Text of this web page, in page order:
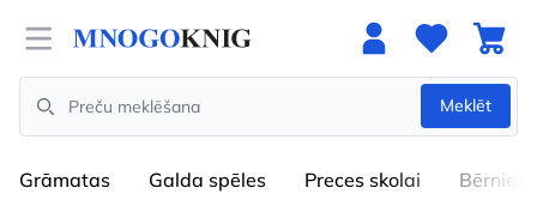
Open menu
Search
Meklēt
Grāmatas Galda spēles Preces skolai Bērniem